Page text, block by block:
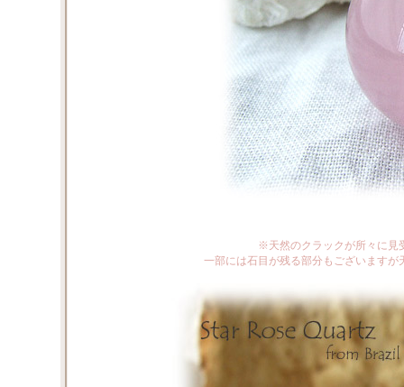
※天然のクラックが所々に見
一部には石目が残る部分もございます